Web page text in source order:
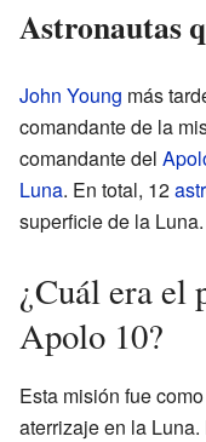
Astronautas
John Young más
comandante de la
comandante del
Luna. En total, 12
superficie de la Luna.
¿Cuál era el
Apolo 10?
Esta misión fue
aterrizaje en la Luna.